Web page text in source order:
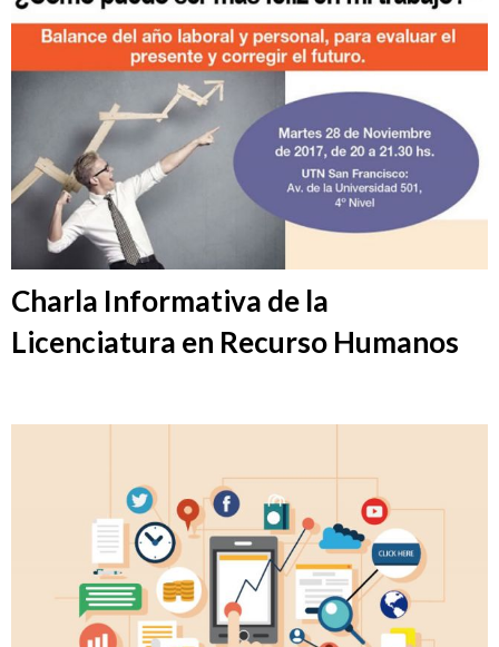
Charla Informativa de la
Licenciatura en Recurso Humanos